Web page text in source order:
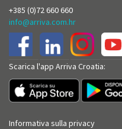
+385 (0)72 660 660
info@arriva.com.hr
Scarica l'app Arriva Croatia:
Informativa sulla privacy